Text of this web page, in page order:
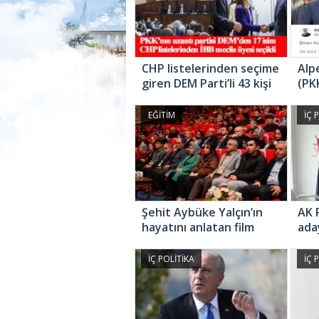
CHP listelerinden seçime
giren DEM Parti’li 43 kişi
oldu
EĞİTİM
Şehit Aybüke Yalçın’ın
hayatını anlatan film
gösterime girdi
İÇ
AK
İÇ POLİTİKA İÇ